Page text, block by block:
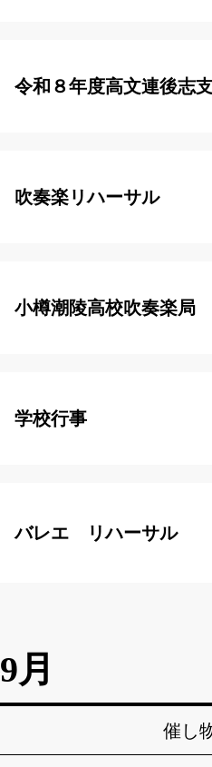
令和８年度高文連後志
吹奏楽リハーサル
小樽潮陵高校吹奏楽局
学校行事
バレエ リハーサル
月
催し